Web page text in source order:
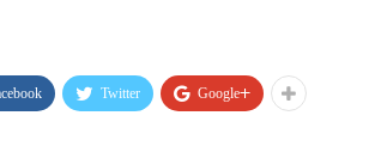
Twitter Google+